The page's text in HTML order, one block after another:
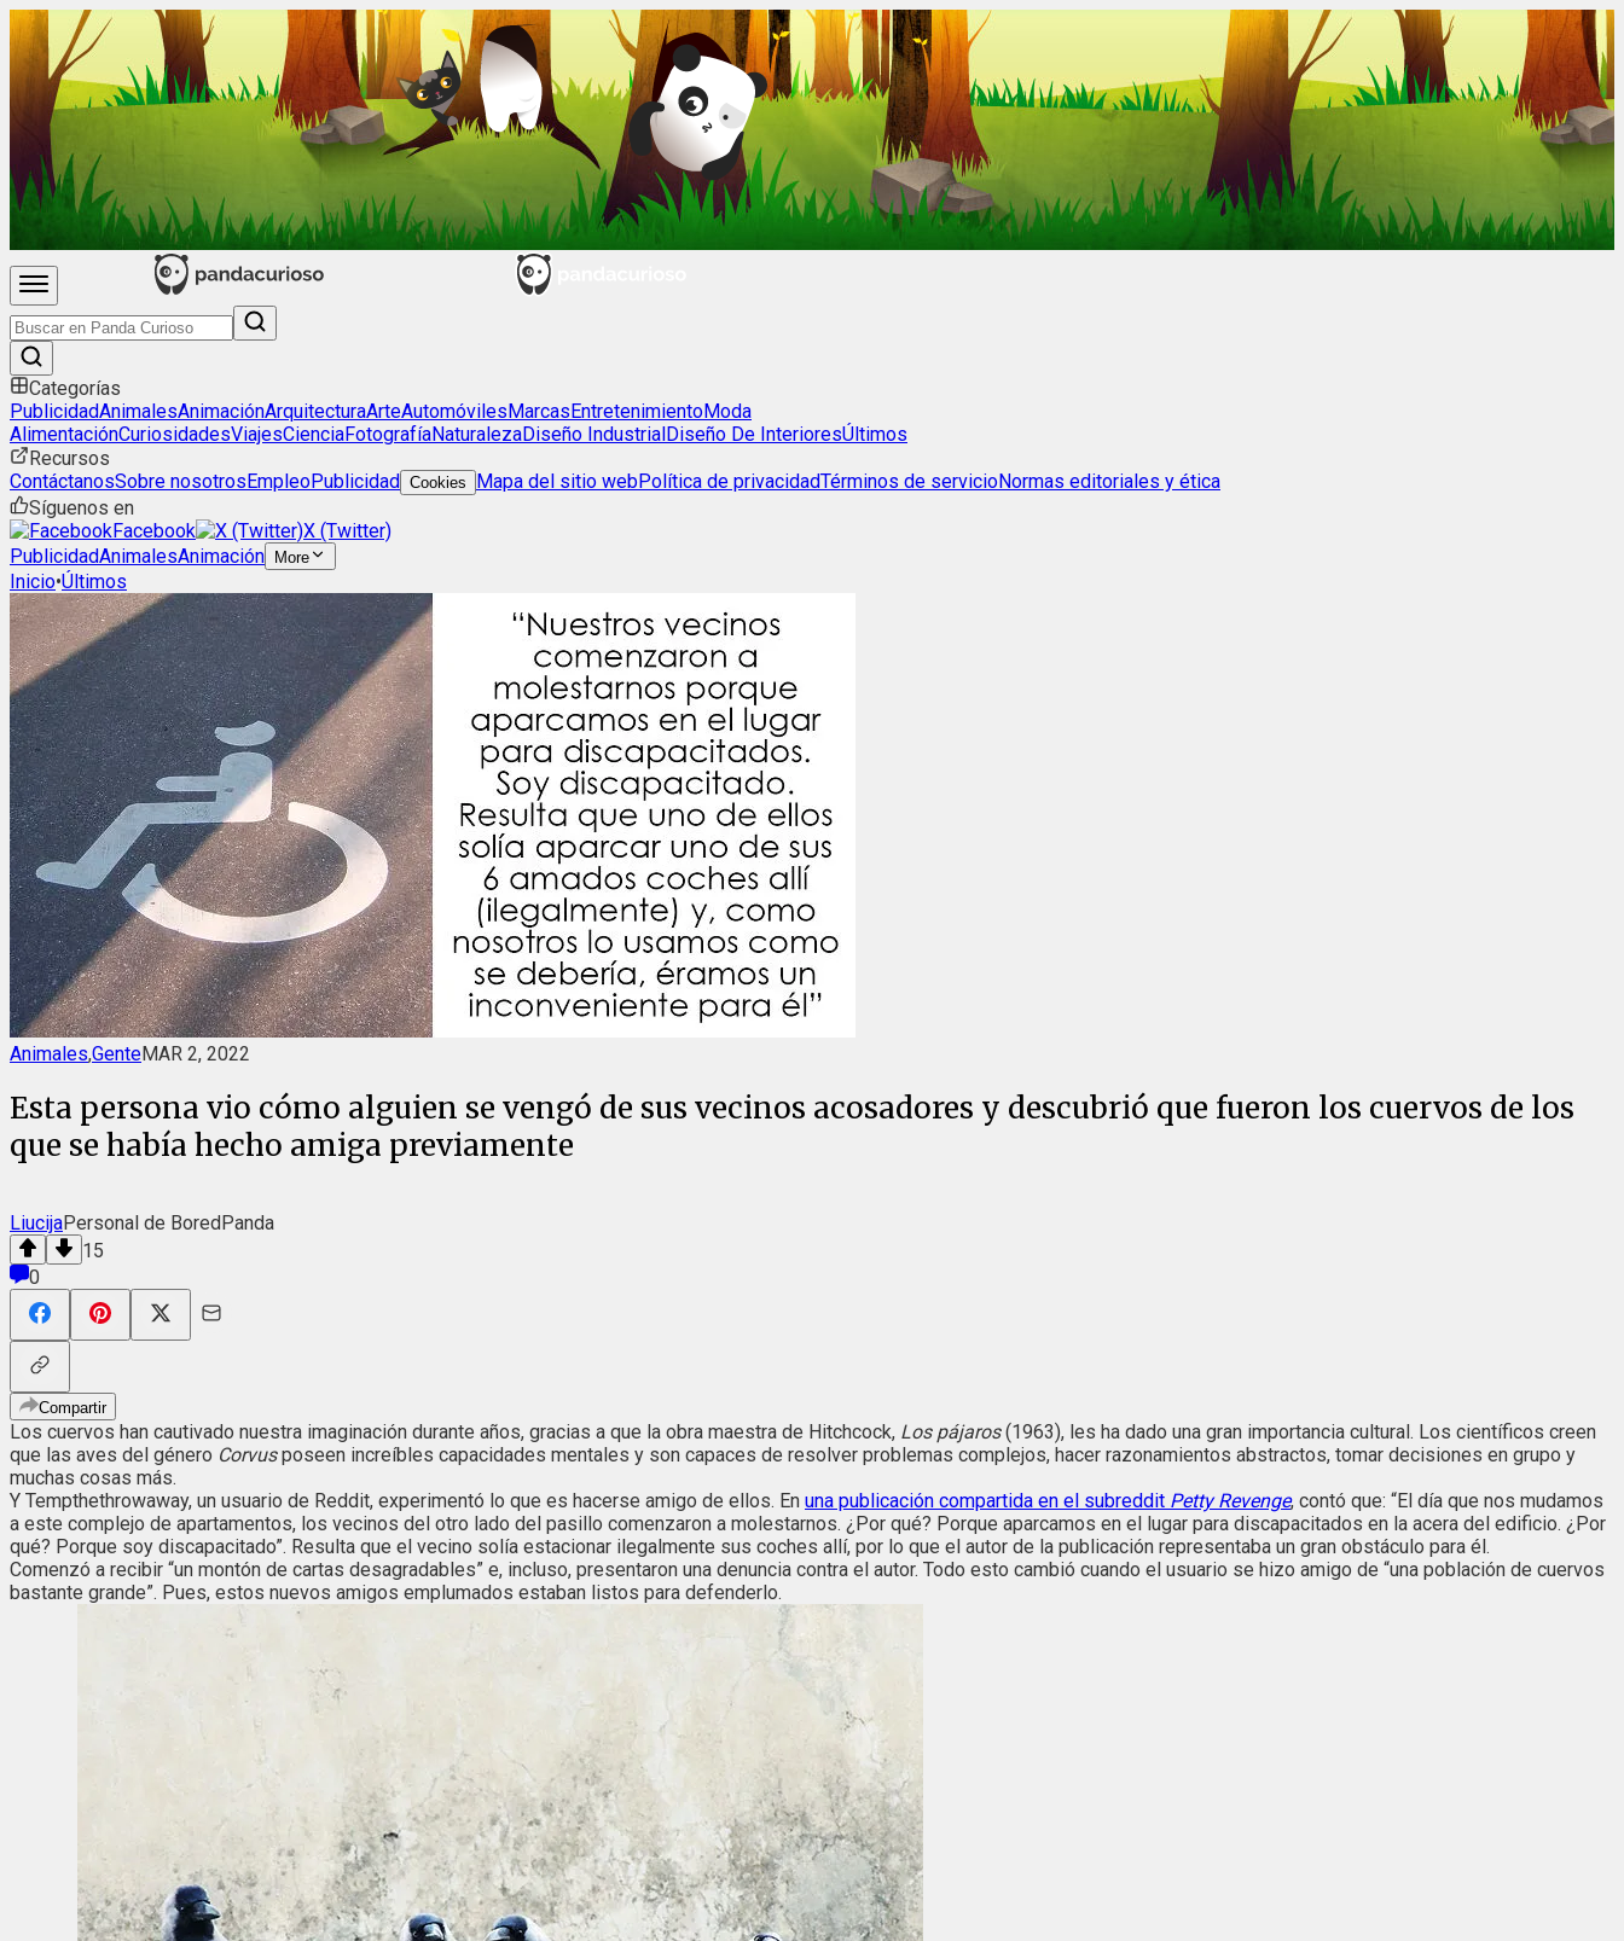
Categorías
PublicidadAnimalesAnimaciónArquitecturaArteAutomóvilesMarcasEntretenimientoModa
AlimentaciónCuriosidadesViajesCienciaFotografíaNaturalezaDiseño IndustrialDiseño De InterioresÚltimos
Recursos
ContáctanosSobre nosotrosEmpleoPublicidad Cookies Mapa del sitio webPolítica de privacidadTérminos de servicioNormas editoriales y ética
Síguenos en
Facebook
X (Twitter)
PublicidadAnimalesAnimación More
Inicio•Últimos
Animales,GenteMAR 2, 2022
Esta persona vio cómo alguien se vengó de sus vecinos acosadores y descubrió que fueron los cuervos de los
que se había hecho amiga previamente
LiucijaPersonal de BoredPanda
15
0
Compartir
Los cuervos han cautivado nuestra imaginación durante años, gracias a que la obra maestra de Hitchcock, Los pájaros(1963), les ha dado una gran importancia cultural. Los científicos creen
que las aves del género Corvusposeen increíbles capacidades mentales y son capaces de resolver problemas complejos, hacer razonamientos abstractos, tomar decisiones en grupo y
muchas cosas más.
Y Tempthethrowaway, un usuario de Reddit, experimentó lo que es hacerse amigo de ellos. En una publicación compartida en el subreddit Petty Revenge, contó que: “El día que nos mudamos
a este complejo de apartamentos, los vecinos del otro lado del pasillo comenzaron a molestarnos. ¿Por qué? Porque aparcamos en el lugar para discapacitados en la acera del edificio. ¿Por
qué? Porque soy discapacitado”. Resulta que el vecino solía estacionar ilegalmente sus coches allí, por lo que el autor de la publicación representaba un gran obstáculo para él.
Comenzó a recibir “un montón de cartas desagradables” e, incluso, presentaron una denuncia contra el autor. Todo esto cambió cuando el usuario se hizo amigo de “una población de cuervos
bastante grande”. Pues, estos nuevos amigos emplumados estaban listos para defenderlo.